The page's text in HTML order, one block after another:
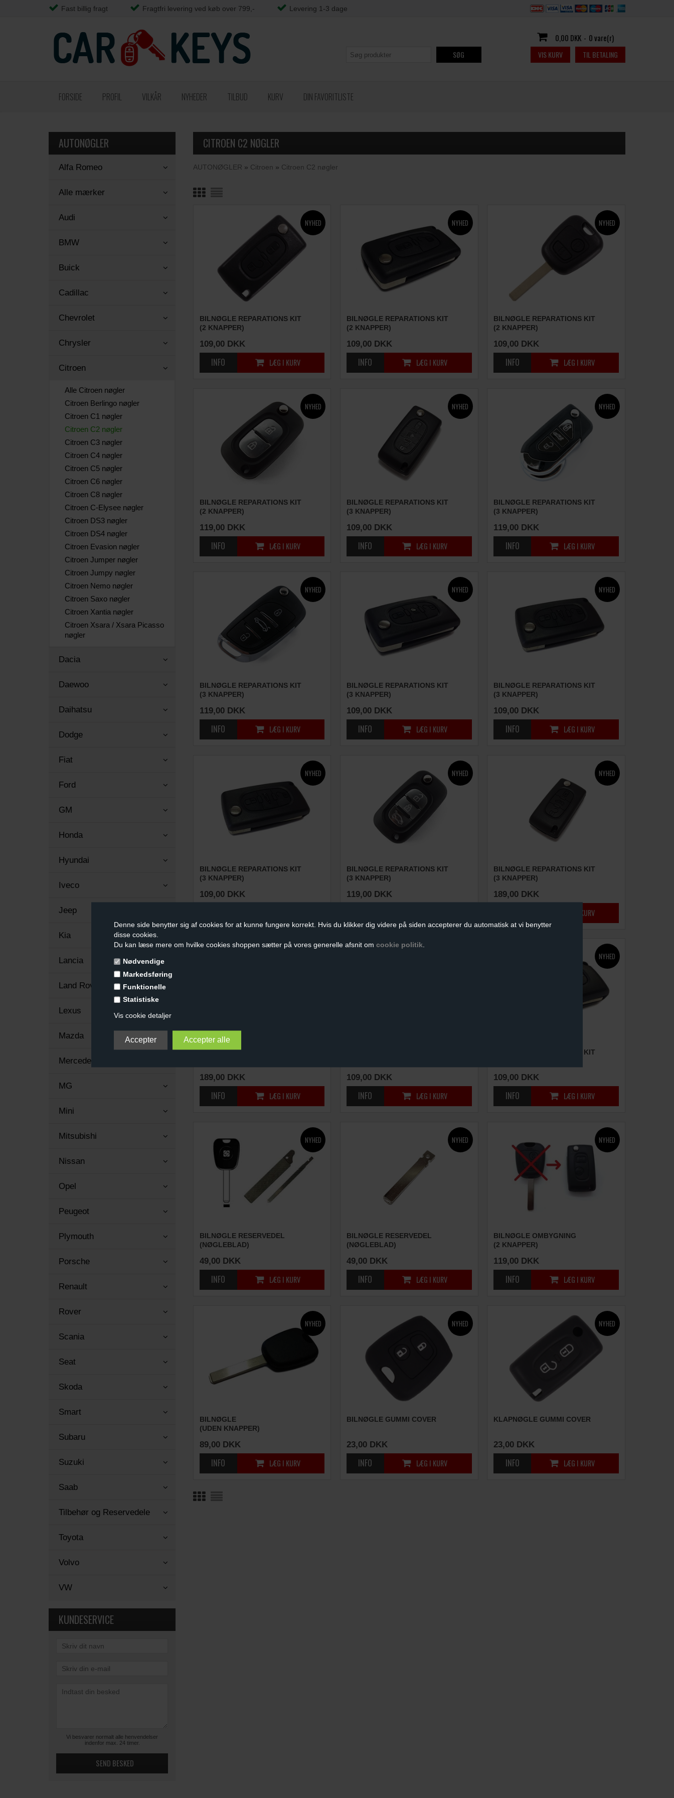
Denne side benytter sig af cookies for at kunne fungere korrekt. Hvis du klikker dig videre på siden accepterer du automatisk at vi benytter
disse cookies.
Du kan læse mere om hvilke cookies shoppen sætter på vores generelle afsnit om cookie politik.
Nødvendige
Markedsføring
Funktionelle
Statistiske
Vis cookie detaljer
Fast billig fragt Fragtfri levering ved køb over 799,- Levering 1-3 dage
0,00 DKK - 0 vare(r)
VIS KURV TIL BETALING
FORSIDE PROFIL VILKÅR NYHEDER TILBUD KURV DIN FAVORITLISTE
SØG
AUTONØGLER
Alfa Romeo
Alle mærker
Audi
BMW
Buick
Cadillac
Chevrolet
Chrysler
Citroen
Alle Citroen nøgler
Citroen Berlingo nøgler
Citroen C1 nøgler
Citroen C2 nøgler
Citroen C3 nøgler
Citroen C4 nøgler
Citroen C5 nøgler
Citroen C6 nøgler
Citroen C8 nøgler
Citroen C-Elysee nøgler
Citroen DS3 nøgler
Citroen DS4 nøgler
Citroen Evasion nøgler
Citroen Jumper nøgler
Citroen Jumpy nøgler
Citroen Nemo nøgler
Citroen Saxo nøgler
Citroen Xantia nøgler
Citroen Xsara / Xsara Picasso
nøgler
Dacia
Daewoo
Daihatsu
Dodge
Fiat
Ford
GM
Honda
Hyundai
Iveco
Jeep
Kia
Lancia
Land Rover
Lexus
Mazda
Mercedes
MG
Mini
Mitsubishi
Nissan
Opel
Peugeot
Plymouth
Porsche
Renault
Rover
Scania
Seat
Skoda
Smart
Subaru
Suzuki
Saab
Tilbehør og Reservedele
Toyota
Volvo
VW
KUNDESERVICE
Vi besvarer normalt alle henvendelser
indenfor max. 24 timer.
CITROEN C2 NØGLER
AUTONØGLER » Citroen » Citroen C2 nøgler
BILNØGLE REPARATIONS KIT
(2 KNAPPER)
109,00 DKK
BILNØGLE REPARATIONS KIT
(2 KNAPPER)
109,00 DKK
BILNØGLE REPARATIONS KIT
(2 KNAPPER)
109,00 DKK
BILNØGLE REPARATIONS KIT
(2 KNAPPER)
119,00 DKK
BILNØGLE REPARATIONS KIT
(3 KNAPPER)
109,00 DKK
BILNØGLE REPARATIONS KIT
(3 KNAPPER)
119,00 DKK
BILNØGLE REPARATIONS KIT
(3 KNAPPER)
119,00 DKK
BILNØGLE REPARATIONS KIT
(3 KNAPPER)
109,00 DKK
BILNØGLE REPARATIONS KIT
(3 KNAPPER)
109,00 DKK
BILNØGLE REPARATIONS KIT
(3 KNAPPER)
109,00 DKK
BILNØGLE REPARATIONS KIT
(3 KNAPPER)
119,00 DKK
BILNØGLE REPARATIONS KIT
(3 KNAPPER)
189,00 DKK
BILNØGLE REPARATIONS KIT
189,00 DKK 109,00 DKK
BILNØGLE REPARATIONS KIT
109,00 DKK
BILNØGLE RESERVEDEL
(NØGLEBLAD)
49,00 DKK
BILNØGLE RESERVEDEL
(NØGLEBLAD)
49,00 DKK
BILNØGLE OMBYGNING
(2 KNAPPER)
119,00 DKK
BILNØGLE
(UDEN KNAPPER)
89,00 DKK
BILNØGLE GUMMI COVER
23,00 DKK
KLAPNØGLE GUMMI COVER
23,00 DKK